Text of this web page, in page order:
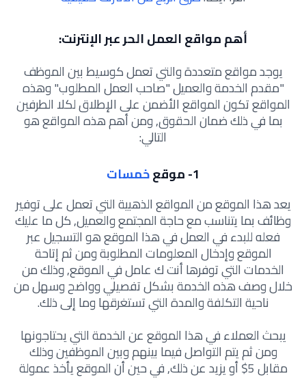
أهم مواقع العمل الحر عبر الإنترنت:
يوجد مواقع متعددة والتي تعمل كوسيط بين الموظف
"مقدم الخدمة والعميل "صاحب العمل المطلوب" وهذه
المواقع تكون المواقع الأضمن على الإطلاق لكلا الطرفين
بما في ذلك ضمان الحقوق, ومن أهم هذه المواقع هو
التالي:
1- موقع
خمسات
يعد هذا الموقع من المواقع الذهبية التي تعمل على توفير
وظائف بما يتناسب مع حاجة المجتمع والعميل, كل ما عليك
فعله للبدء في العمل في هذا الموقع هو التسجيل عبر
الموقع وإدخال المعلومات المطلوبة ومن ثم إتاحة
الخدمات التي توفرها أنت ك عامل في الموقع, وذلك من
خلال وصف هذه الخدمة بشكل تفصيلي وواضح وسهل من
ناحية التكلفة والمدة التي تستغرقها وما إلى ذلك.
يبحث العملاء في هذا الموقع عن الخدمة التي يحتاجونها
ومن ثم يتم التواصل فيما بينهم وبين الموظفين وذلك
مقابل 5$ أو يزيد عن ذلك, في حين أن الموقع يأخذ عمولة